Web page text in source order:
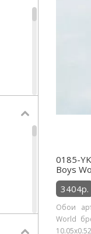
0185-
Boys
3404р.
Обои
World